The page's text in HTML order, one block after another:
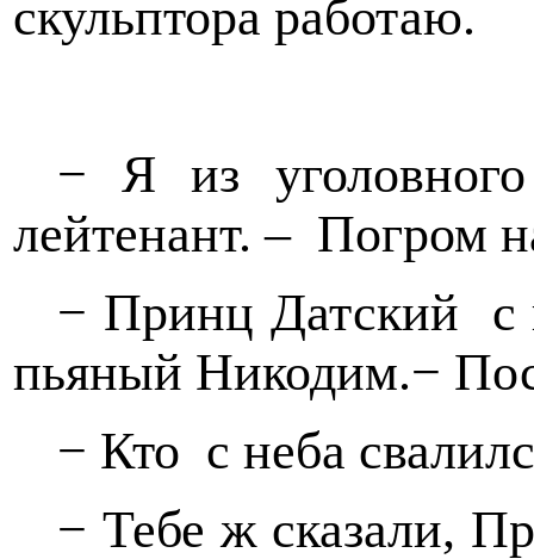
скульптора работаю.
− Я из уголовного
лейтенант. – Погром
− Принц Датский
с
пьяный Никодим.−
− Кто с неба
− Тебе ж сказали,